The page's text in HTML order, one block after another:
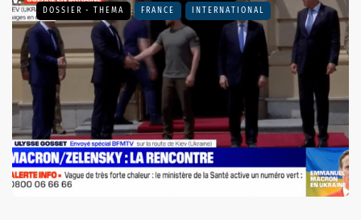
DOSSIER - THEMA FRANCE INTERNATIONAL